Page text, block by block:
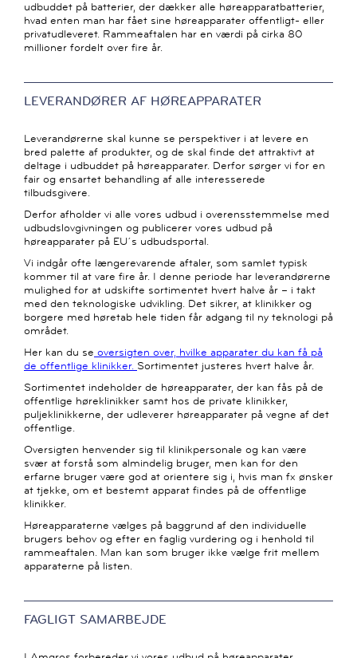
udbuddet på batterier, der dækker alle høreapparatbatterier,
hvad enten man har fået sine høreapparater offentligt- eller
privatudleveret. Rammeaftalen har en værdi på cirka 80
millioner fordelt over fire år.
LEVERANDØRER AF HØREAPPARATER
Leverandørerne skal kunne se perspektiver i at levere en
bred palette af produkter, og de skal finde det attraktivt at
deltage i udbuddet på høreapparater. Derfor sørger vi for en
fair og ensartet behandling af alle interesserede
tilbudsgivere.
Derfor afholder vi alle vores udbud i overensstemmelse med
udbudslovgivningen og publicerer vores udbud på
høreapparater på EU´s udbudsportal.
Vi indgår ofte længerevarende aftaler, som samlet typisk
kommer til at vare fire år. I denne periode har leverandørerne
mulighed for at udskifte sortimentet hvert halve år – i takt
med den teknologiske udvikling. Det sikrer, at klinikker og
borgere med høretab hele tiden får adgang til ny teknologi på
området.
Her kan du se oversigten over, hvilke apparater du kan få på
de offentlige klinikker. Sortimentet justeres hvert halve år.
Sortimentet indeholder de høreapparater, der kan fås på de
offentlige høreklinikker samt hos de private klinikker,
puljeklinikkerne, der udleverer høreapparater på vegne af det
offentlige.
Oversigten henvender sig til klinikpersonale og kan være
svær at forstå som almindelig bruger, men kan for den
erfarne bruger være god at orientere sig i, hvis man fx ønsker
at tjekke, om et bestemt apparat findes på de offentlige
klinikker.
Høreapparaterne vælges på baggrund af den individuelle
brugers behov og efter en faglig vurdering og i henhold til
rammeaftalen. Man kan som bruger ikke vælge frit mellem
apparaterne på listen.
FAGLIGT SAMARBEJDE